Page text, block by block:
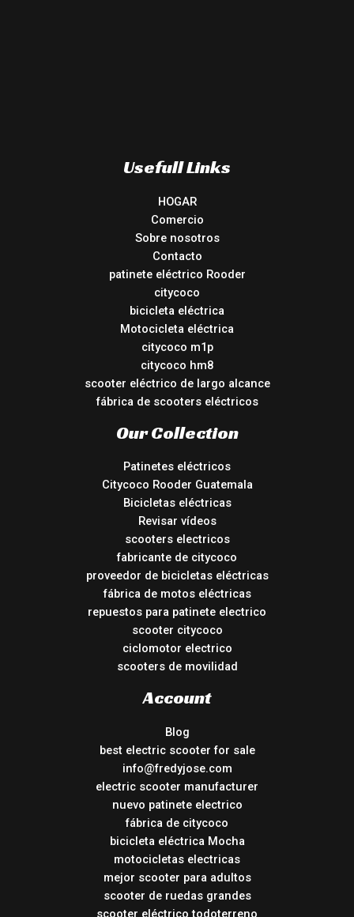
Usefull Links
HOGAR
Comercio
Sobre nosotros
Contacto
patinete eléctrico Rooder
citycoco
bicicleta eléctrica
Motocicleta eléctrica
citycoco m1p
citycoco hm8
scooter eléctrico de largo alcance
fábrica de scooters eléctricos
Our Collection
Patinetes eléctricos
Citycoco Rooder Guatemala
Bicicletas eléctricas
Revisar vídeos
scooters electricos
fabricante de citycoco
proveedor de bicicletas eléctricas
fábrica de motos eléctricas
repuestos para patinete electrico
scooter citycoco
ciclomotor electrico
scooters de movilidad
Account
Blog
best electric scooter for sale
info@fredyjose.com
electric scooter manufacturer
nuevo patinete electrico
fábrica de citycoco
bicicleta eléctrica Mocha
motocicletas electricas
mejor scooter para adultos
scooter de ruedas grandes